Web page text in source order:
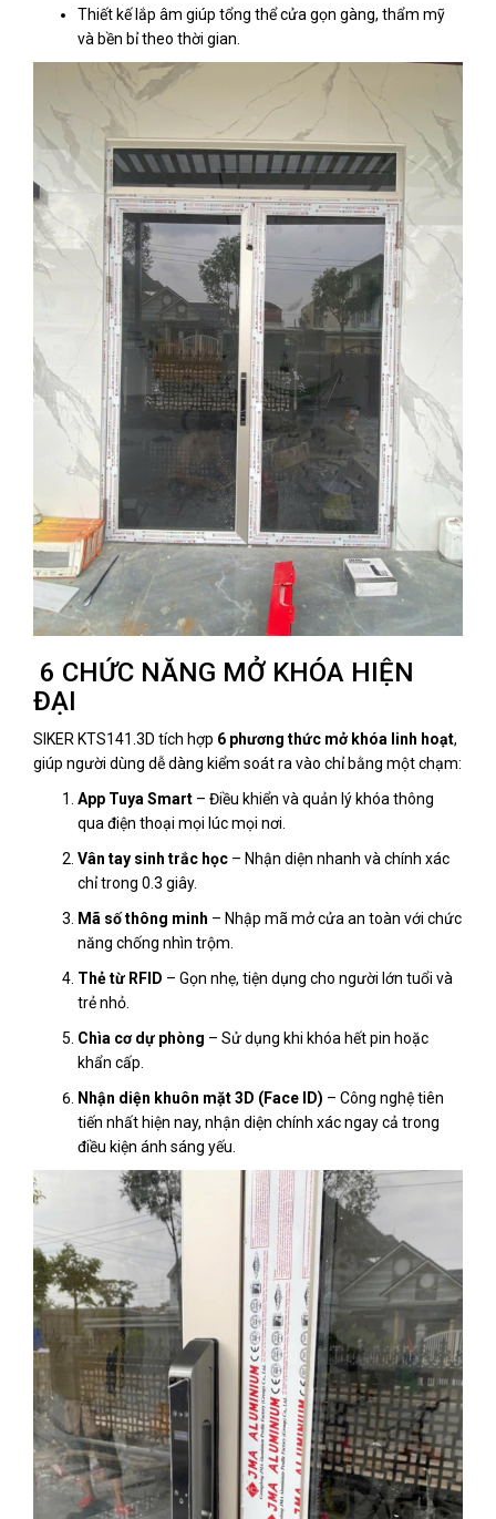
Thiết kế lắp âm giúp tổng thể cửa gọn gàng, thẩm mỹ
và bền bỉ theo thời gian.
6 CHỨC NĂNG MỞ KHÓA HIỆN
ĐẠI
SIKER KTS141.3D tích hợp 6 phương thức mở khóa linh hoạt,
giúp người dùng dễ dàng kiểm soát ra vào chỉ bằng một chạm:
App Tuya Smart – Điều khiển và quản lý khóa thông
qua điện thoại mọi lúc mọi nơi.
Vân tay sinh trắc học – Nhận diện nhanh và chính xác
chỉ trong 0.3 giây.
Mã số thông minh – Nhập mã mở cửa an toàn với chức
năng chống nhìn trộm.
Thẻ từ RFID – Gọn nhẹ, tiện dụng cho người lớn tuổi và
trẻ nhỏ.
Chìa cơ dự phòng – Sử dụng khi khóa hết pin hoặc
khẩn cấp.
Nhận diện khuôn mặt 3D (Face ID) – Công nghệ tiên
tiến nhất hiện nay, nhận diện chính xác ngay cả trong
điều kiện ánh sáng yếu.